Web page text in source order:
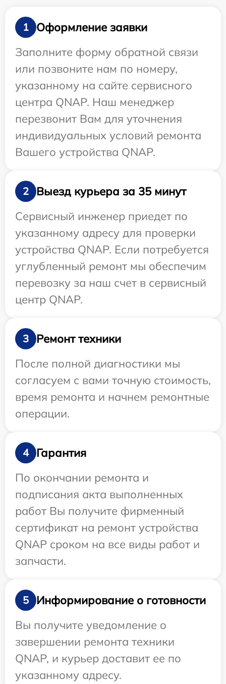
1
Оформление заявки
Заполните форму обратной связи
или позвоните нам по номеру,
указанному на сайте сервисного
центра QNAP. Наш менеджер
перезвонит Вам для уточнения
индивидуальных условий ремонта
Вашего устройства QNAP.
2
Выезд курьера за 35 минут
Сервисный инженер приедет по
указанному адресу для проверки
устройства QNAP. Если потребуется
углубленный ремонт мы обеспечим
перевозку за наш счет в сервисный
центр QNAP.
3
Ремонт техники
После полной диагностики мы
согласуем с вами точную стоимость,
время ремонта и начнем ремонтные
операции.
4
Гарантия
По окончании ремонта и
подписания акта выполненных
работ Вы получите фирменный
сертификат на ремонт устройства
QNAP сроком на все виды работ и
запчасти.
5
Информирование о готовности
Вы получите уведомление о
завершении ремонта техники
QNAP, и курьер доставит ее по
указанному адресу.